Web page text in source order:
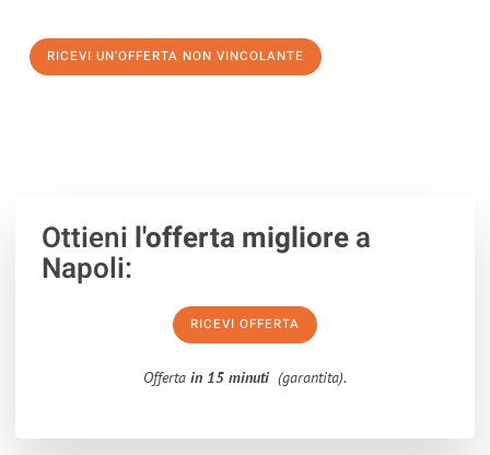
RICEVI UN'OFFERTA NON VINCOLANTE
Ottieni l'offerta migliorea
Napoli:
RICEVI OFFERTA
Offerta in 15 minuti (garantita).